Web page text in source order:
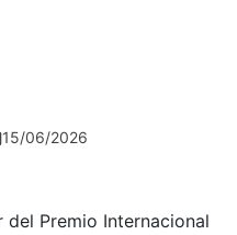
15/06/2026
Premio Internacional